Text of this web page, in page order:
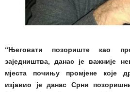
“Његовати позориште као
заједништва, данас је важније
мјеста почињу промјене које
изјавио је данас Срни